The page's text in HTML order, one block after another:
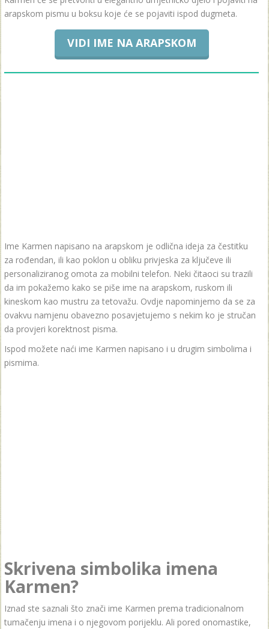
arapskom pismu u boksu koje će se pojaviti ispod dugmeta.
VIDI IME NA ARAPSKOM
Ime Karmen napisano na arapskom je odlična ideja za čestitku
za rođendan, ili kao poklon u obliku privjeska za ključeve ili
personaliziranog omota za mobilni telefon. Neki čitaoci su trazili
da im pokažemo kako se piše ime na arapskom, ruskom ili
kineskom kao mustru za tetovažu. Ovdje napominjemo da se za
ovakvu namjenu obavezno posavjetujemo s nekim ko je stručan
da provjeri korektnost pisma.
Ispod možete naći ime Karmen napisano i u drugim simbolima i
pismima.
Skrivena simbolika imena
Karmen?
Iznad ste saznali što znači ime Karmen prema tradicionalnom
tumačenju imena i o njegovom porijeklu. Ali pored onomastike,